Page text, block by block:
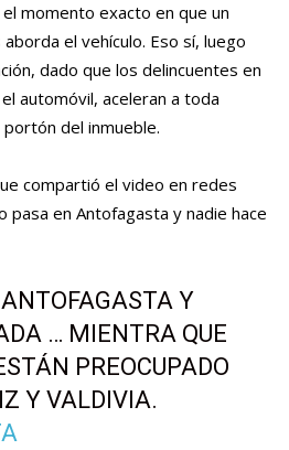
momento exacto en que un
el vehículo. Eso sí, luego
dado que los delincuentes en
automóvil, aceleran a toda
del inmueble.
compartió el video en redes
pasa en Antofagasta y nadie hace
Y
… MIENTRA QUE
PREOCUPADO
Y VALDIVIA.